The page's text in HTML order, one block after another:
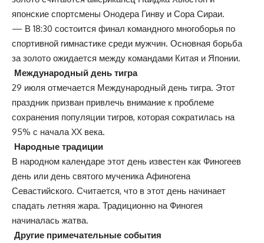
японские спортсмены Онодера Гинву и Сора Сираи.
— В 18:30 состоится финал командного многоборья по
спортивной гимнастике среди мужчин. Основная борьба
за золото ожидается между командами Китая и Японии.
Международный день тигра
29 июля отмечается Международный день тигра. Этот
праздник призван привлечь внимание к проблеме
сохранения популяции тигров, которая сократилась на
95% с начала XX века.
Народные традиции
В народном календаре этот день известен как Финогеев
день или день святого мученика Афиногена
Севастийского. Считается, что в этот день начинает
спадать летняя жара. Традиционно на Финогея
начиналась жатва.
Другие примечательные события